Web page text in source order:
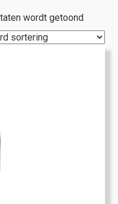
wordt getoond